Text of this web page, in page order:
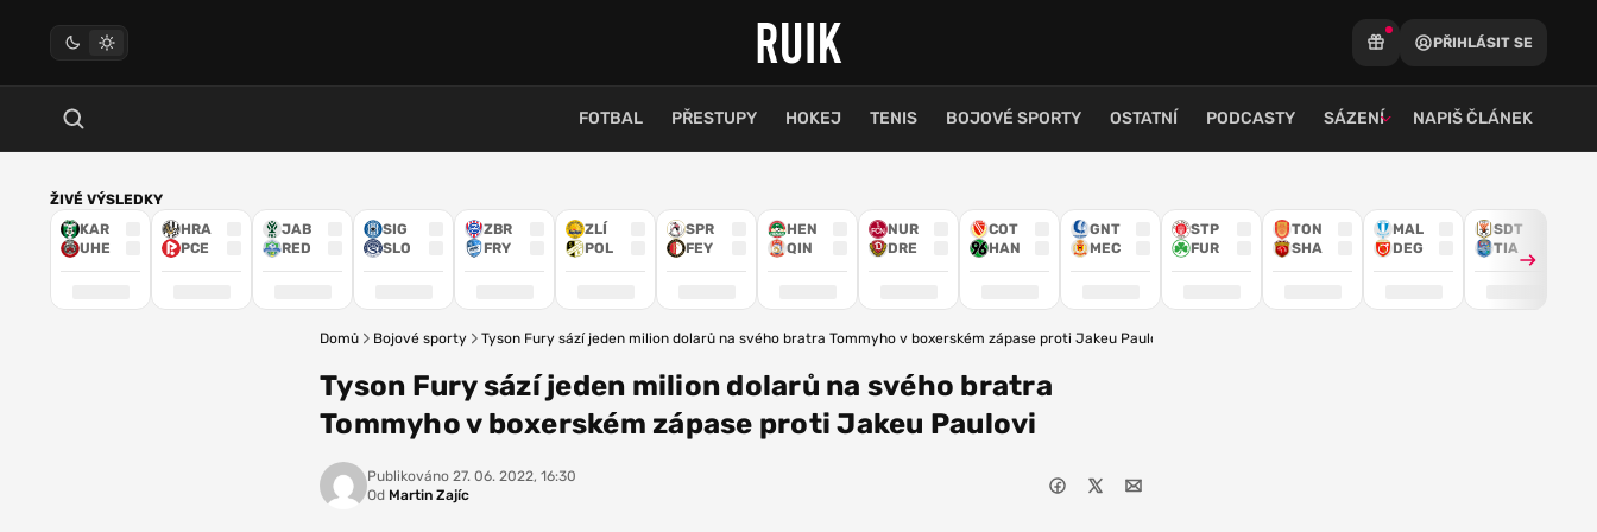
PŘIHLÁSIT SE
FOTBAL PŘESTUPY HOKEJ TENIS BOJOVÉ SPORTY OSTATNÍ PODCASTY SÁZENÍ NAPIŠ ČLÁNEK
ŽIVÉ VÝSLEDKY
KAR
UHE
HRA
PCE
JAB
RED
SIG
SLO
ZBR
FRY
ZLÍ
POL
SPR
FEY
HEN
QIN
NUR
DRE
COT
HAN
GNT
MEC
STP
FUR
TON
SHA
MAL
DEG
SDT
TIA
Domů Bojové sporty Tyson Fury sází jeden milion dolarů na svého bratra Tommyho v boxerském zápase proti Jakeu Paulovi
Tyson Fury sází jeden milion dolarů na svého bratra
Tommyho v boxerském zápase proti Jakeu Paulovi
Publikováno 27. 06. 2022, 16:30
Od Martin Zajíc